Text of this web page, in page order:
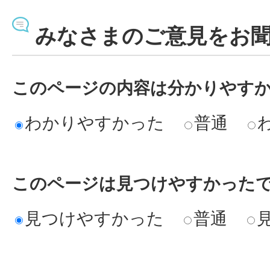
みなさまのご意見をお
このページの内容は分かりやす
わかりやすかった
普通
このページは見つけやすかった
見つけやすかった
普通